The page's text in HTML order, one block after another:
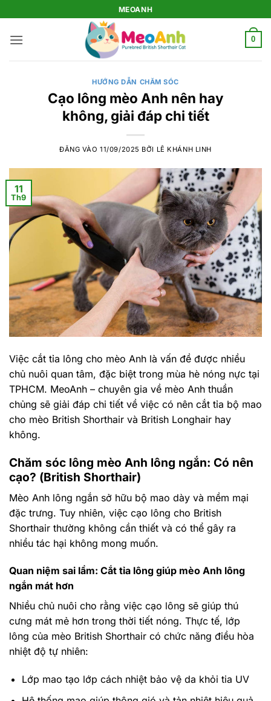
qua
nội
MEOANH
0
HƯỚNG DẪN CHĂM SÓC
Cạo lông mèo Anh nên hay
không, giải đáp chi tiết
ĐĂNG VÀO11/09/2025 BỞI LÊ KHÁNH LINH
11
Th9
Việc cắt tỉa lông cho mèo Anh là vấn đề được nhiều
chủ nuôi quan tâm, đặc biệt trong mùa hè nóng nực tại
TPHCM. MeoAnh – chuyên gia về mèo Anh thuần
chủng sẽ giải đáp chi tiết về việc có nên cắt tỉa bộ mao
cho mèo British Shorthair và British Longhair hay
không.
Chăm sóc lông mèo Anh lông ngắn: Có nên
cạo? (British Shorthair)
Mèo Anh lông ngắn sở hữu bộ mao dày và mềm mại
đặc trưng. Tuy nhiên, việc cạo lông cho British
Shorthair thường không cần thiết và có thể gây ra
nhiều tác hại không mong muốn.
Quan niệm sai lầm: Cắt tỉa lông giúp mèo Anh lông
ngắn mát hơn
Nhiều chủ nuôi cho rằng việc cạo lông sẽ giúp thú
cưng mát mẻ hơn trong thời tiết nóng. Thực tế, lớp
lông của mèo British Shorthair có chức năng điều hòa
nhiệt độ tự nhiên:
Lớp mao tạo lớp cách nhiệt bảo vệ da khỏi tia UV